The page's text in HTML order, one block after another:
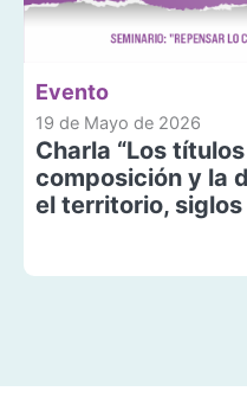
Evento
19 de Mayo de 2026
Charla “Los
composición y la
el territorio, siglos